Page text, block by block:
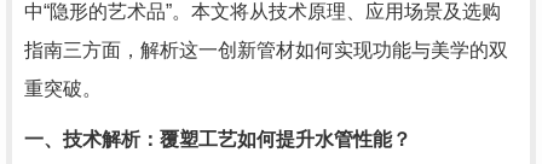
中“隐形的艺术品”。本文将从技术原理、应用场景及选购
指南三方面，解析这一创新管材如何实现功能与美学的双
重突破。
一、技术解析：覆塑工艺如何提升水管性能？